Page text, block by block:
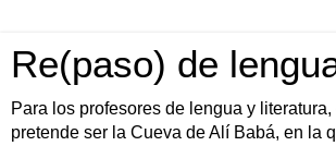
Re(paso) de
Para los profesores de lengua y literatura,
pretende ser la Cueva de Alí Babá, en la